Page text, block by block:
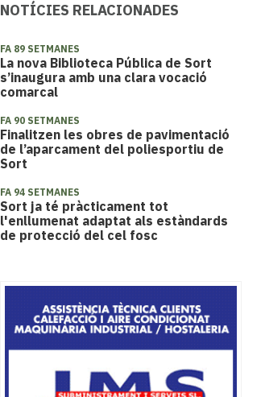
NOTÍCIES RELACIONADES
FA 89 SETMANES
La nova Biblioteca Pública de Sort
s’inaugura amb una clara vocació
comarcal
FA 90 SETMANES
Finalitzen les obres de pavimentació
de l’aparcament del poliesportiu de
Sort
FA 94 SETMANES
Sort ja té pràcticament tot
l'enllumenat adaptat als estàndards
de protecció del cel fosc